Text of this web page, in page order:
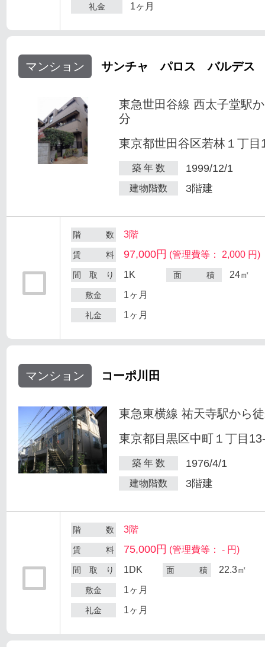
礼金 1ヶ月
マンション サンチャ パロス バルデス
東急世田谷線 西太子堂駅
分
東京都世田谷区若林１丁目
築 年 数 1999/12/1
建物階数 3階建
階 数 3階
賃 料 97,000円 (管理費等： 2,000 円)
間 取 り 1K 面 積 24㎡
敷金 1ヶ月
礼金 1ヶ月
マンション コーポ川田
東急東横線 祐天寺駅から
東京都目黒区中町１丁目
築 年 数 1976/4/1
建物階数 3階建
階 数 3階
賃 料 75,000円 (管理費等： - 円)
間 取 り 1DK 面 積 22.3㎡
敷金 1ヶ月
礼金 1ヶ月